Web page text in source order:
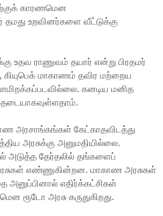
காரணமென
உறவினர்களை வீட்டுக்கு
உதவ ராணுவம் தயார் என்று பிரதமர்
கியுபெக் மாகாணம் தவிர மற்றைய
கனடிய மனித
அரசாங்கங்கள் கேட்காதவிடத்து
அரசுக்கு அனுமதியில்லை.
அடுத்த தேர்தலில் தங்களைப்
எண்ணுகின்றன. மாகாண அரசுகள்
அனுப்பினால் எதிர்க்கட்சிகள்
ரூடோ அரசு கருதுகிறது.